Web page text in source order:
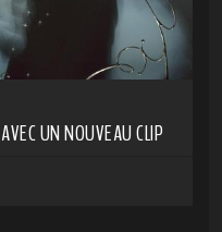
UN NOUVEAU CLIP